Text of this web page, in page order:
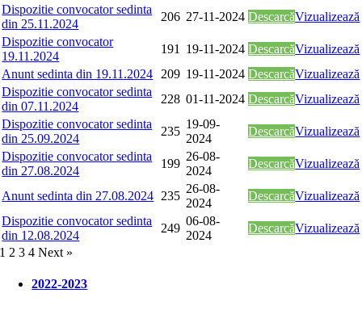
Dispozitie convocator sedinta
din 25.11.2024
206 27-11-2024 DescarcăVizualizează
Dispozitie convocator
19.11.2024
191 19-11-2024 DescarcăVizualizează
Anunt sedinta din 19.11.2024
209 19-11-2024 DescarcăVizualizează
Dispozitie convocator sedinta
din 07.11.2024
228 01-11-2024 DescarcăVizualizează
Dispozitie convocator sedinta
din 25.09.2024
235
19-09-
2024
DescarcăVizualizează
Dispozitie convocator sedinta
din 27.08.2024
199
26-08-
2024
DescarcăVizualizează
Anunt sedinta din 27.08.2024 235
26-08-
2024
DescarcăVizualizează
Dispozitie convocator sedinta
din 12.08.2024
249
06-08-
2024
DescarcăVizualizează
1 2 3 4 Next »
2022-2023